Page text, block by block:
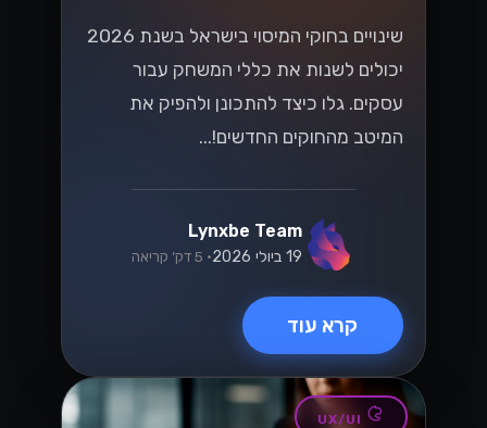
שינויים בחוקי המיסוי בישראל בשנת 2026
יכולים לשנות את כללי המשחק עבור
עסקים. גלו כיצד להתכונן ולהפיק את
המיטב מהחוקים החדשים!...
Lynxbe Team
19 ביולי 2026 • 5 דק׳ קריאה
קרא עוד
UX/UI